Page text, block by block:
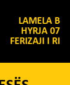
LAMELA B
HYRJA 07
FERIZAJI I RI